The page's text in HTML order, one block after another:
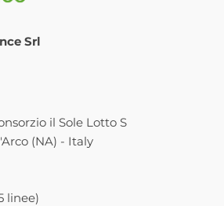
Srl
il Sole Lotto S
(NA) - Italy
linee)